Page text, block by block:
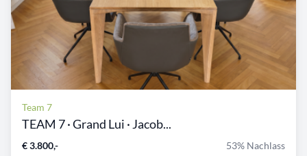
Team 7
TEAM 7 · Grand Lui · Jacob...
€ 3.800,- 53% Nachlass